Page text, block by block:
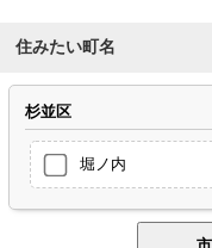
住みたい町名
杉並区
堀ノ内